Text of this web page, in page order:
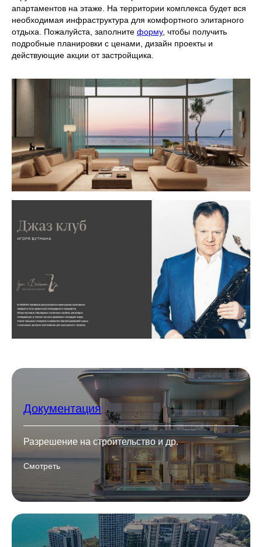
апартаментов на этаже. На территории комплекса будет вся
необходимая инфраструктура для комфортного элитарного
отдыха. Пожалуйста, заполните форму, чтобы получить
подробные планировки с ценами, дизайн проекты и
действующие акции от застройщика.
Документация
Разрешение на строительство и др.
Смотреть